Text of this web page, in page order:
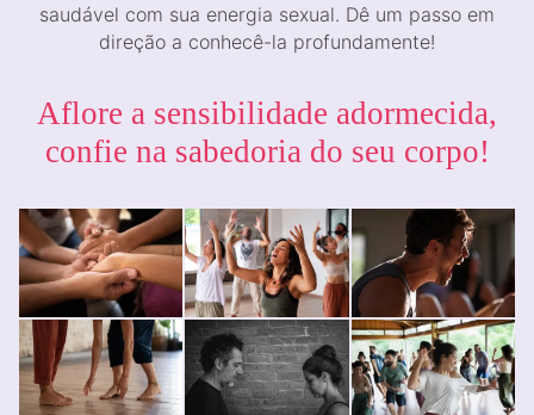
saudável com sua energia sexual. Dê um passo em
direção a conhecê-la profundamente!
Aflore a sensibilidade adormecida,
confie na sabedoria do seu corpo!